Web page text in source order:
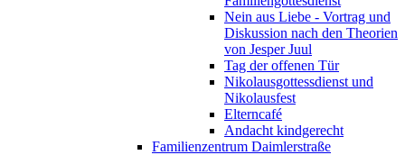
Nein aus Liebe - Vortrag und
Diskussion nach den Theorien
von Jesper Juul
Tag der offenen Tür
Nikolausgottessdienst und
Nikolausfest
Elterncafé
Andacht kindgerecht
Familienzentrum Daimlerstraße